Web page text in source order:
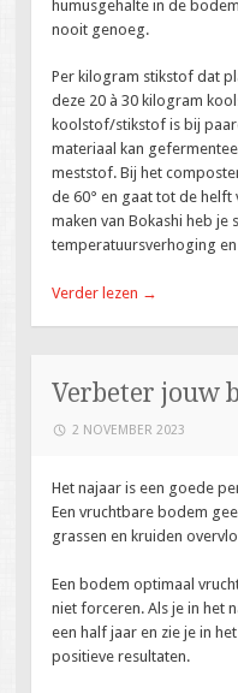
humusgehalte in de
nooit genoeg.
Per kilogram stikstof dat
deze 20 à 30 kilogram
koolstof/stikstof is bij
materiaal kan
meststof. Bij het
de 60° en gaat tot de helft
maken van Bokashi heb je
temperatuursverhoging
Verder lezen →
Verbeter jouw
2 NOVEMBER 2023
Het najaar is een goede
Een vruchtbare bodem
grassen en kruiden
Een bodem optimaal
niet forceren. Als je in het
een half jaar en zie je in
positieve resultaten.